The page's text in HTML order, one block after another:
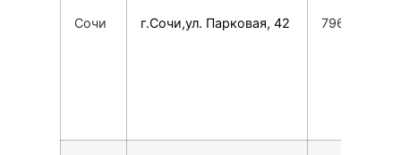
Сочи г.Сочи,ул. Парковая, 42